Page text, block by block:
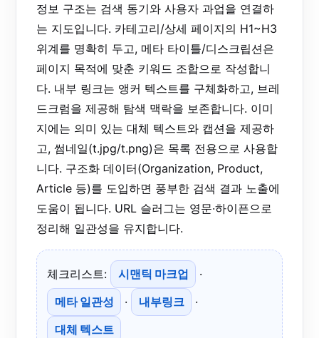
정보 구조는 검색 동기와 사용자 과업을 연결하
는 지도입니다. 카테고리/상세 페이지의 H1~H3
위계를 명확히 두고, 메타 타이틀/디스크립션은
페이지 목적에 맞춘 키워드 조합으로 작성합니
다. 내부 링크는 앵커 텍스트를 구체화하고, 브레
드크럼을 제공해 탐색 맥락을 보존합니다. 이미
지에는 의미 있는 대체 텍스트와 캡션을 제공하
고, 썸네일(t.jpg/t.png)은 목록 전용으로 사용합
니다. 구조화 데이터(Organization, Product,
Article 등)를 도입하면 풍부한 검색 결과 노출에
도움이 됩니다. URL 슬러그는 영문·하이픈으로
정리해 일관성을 유지합니다.
체크리스트: 시맨틱 마크업
·
메타 일관성
· 내부링크
·
대체 텍스트